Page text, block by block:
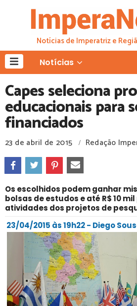
Notícias de Imperatriz e
Notícias
Capes seleciona
educacionais para
financiados
23 de abril de 2015 / Redação
Os escolhidos podem ganhar
bolsas de estudos e até R$ 10
atividades dos projetos de
23/04/2015 às 19h22 - Diego